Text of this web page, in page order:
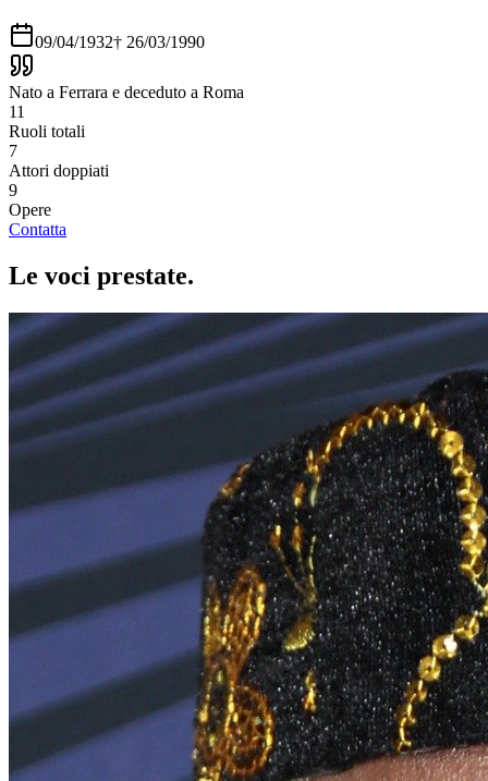
09/04/1932† 26/03/1990
Nato a Ferrara e deceduto a Roma
11
Ruoli totali
7
Attori doppiati
9
Opere
Contatta
Le voci prestate.